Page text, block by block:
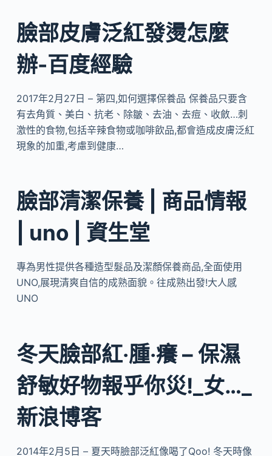
臉部皮膚泛紅發燙怎麼
辦-百度經驗
2017年2月27日 – 第四,如何選擇保養品 保養品只要含
有去角質、美白、抗老、除皺、去油、去痘、收斂…刺
激性的食物,包括辛辣食物或咖啡飲品,都會造成皮膚泛紅
現象的加重,考慮到健康…
臉部清潔保養 | 商品情報
| uno | 資生堂
專為男性提供各種造型髮品及潔顏保養商品,全面使用
UNO,展現清爽自信的成熟面貌。往成熟出發!大人感
UNO
冬天臉部紅‧腫‧癢 – 保濕
舒敏好物報乎你災!_女…_
新浪博客
2014年2月5日 – 夏天時臉部泛紅像喝了Qoo! 冬天時像